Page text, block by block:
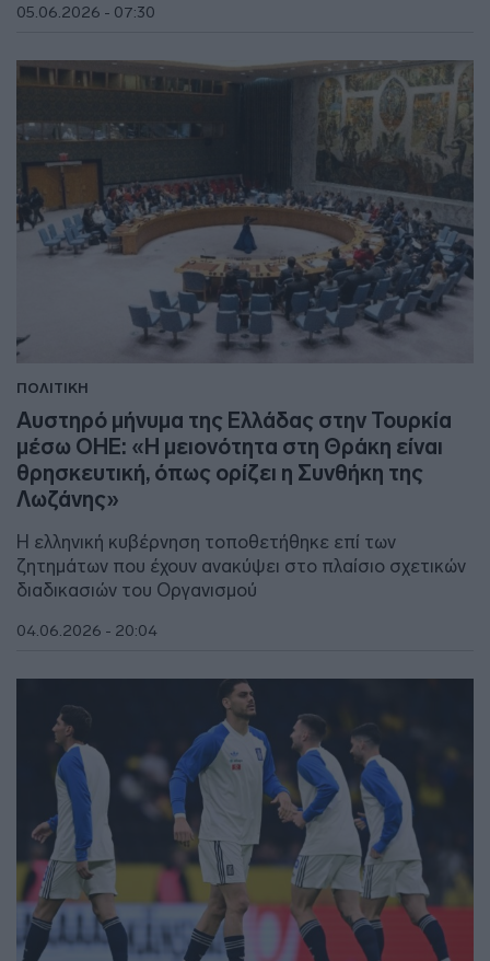
05.06.2026 - 07:30
ΠΟΛΙΤΙΚΗ
Αυστηρό μήνυμα της Ελλάδας στην Τουρκία
μέσω ΟΗΕ: «Η μειονότητα στη Θράκη είναι
θρησκευτική, όπως ορίζει η Συνθήκη της
Λωζάνης»
Η ελληνική κυβέρνηση τοποθετήθηκε επί των
ζητημάτων που έχουν ανακύψει στο πλαίσιο σχετικών
διαδικασιών του Οργανισμού
04.06.2026 - 20:04